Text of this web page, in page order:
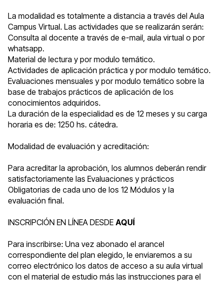
La modalidad es totalmente a distancia a través del Aula
Campus Virtual. Las actividades que se realizarán serán:
Consulta al docente a través de e-mail, aula virtual o por
whatsapp.
Material de lectura y por modulo temático.
Actividades de aplicación práctica y por modulo temático.
Evaluaciones mensuales y por modulo temático sobre la
base de trabajos prácticos de aplicación de los
conocimientos adquiridos.
La duración de la especialidad es de 12 meses y su carga
horaria es de: 1250 hs. cátedra.
Modalidad de evaluación y acreditación:
Para acreditar la aprobación, los alumnos deberán rendir
satisfactoriamente las Evaluaciones y prácticos
Obligatorias de cada uno de los 12 Módulos y la
evaluación final.
INSCRIPCIÓN EN LÍNEA DESDE AQUÍ
Para inscribirse: Una vez abonado el arancel
correspondiente del plan elegido, le enviaremos a su
correo electrónico los datos de acceso a su aula virtual
con el material de estudio más las instrucciones para el